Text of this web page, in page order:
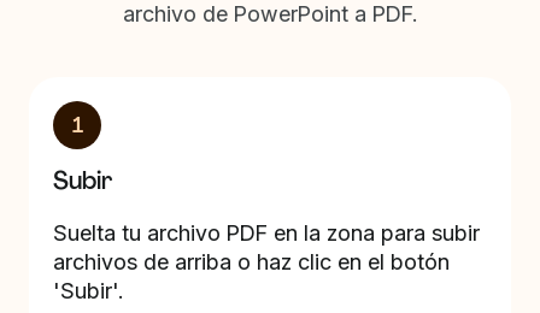
archivo de PowerPoint a PDF.
1
Subir
Suelta tu archivo PDF en la zona para subir
archivos de arriba o haz clic en el botón
'Subir'.